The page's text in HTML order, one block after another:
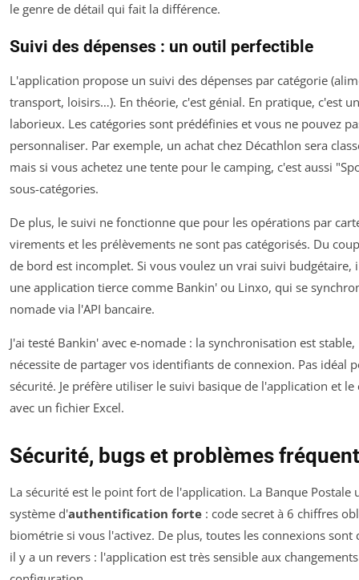
le genre de détail qui fait la différence.
Suivi des dépenses : un outil perfectible
L'application propose un suivi des dépenses par catégorie
transport, loisirs…). En théorie, c'est génial. En pratique, c'est
laborieux. Les catégories sont prédéfinies et vous ne pouvez
personnaliser. Par exemple, un achat chez Décathlon sera
mais si vous achetez une tente pour le camping, c'est aussi
sous-catégories.
De plus, le suivi ne fonctionne que pour les opérations par
virements et les prélèvements ne sont pas catégorisés. Du
de bord est incomplet. Si vous voulez un vrai suivi budgétaire,
une application tierce comme Bankin' ou Linxo, qui se
nomade via l'API bancaire.
J'ai testé Bankin' avec e-nomade : la synchronisation est
nécessite de partager vos identifiants de connexion. Pas idéal
sécurité. Je préfère utiliser le suivi basique de l'application et
avec un fichier Excel.
Sécurité, bugs et problèmes
La sécurité est le point fort de l'application. La Banque Postale
système d'authentification forte : code secret à 6 chiffres
biométrie si vous l'activez. De plus, toutes les connexions sont
il y a un revers : l'application est très sensible aux